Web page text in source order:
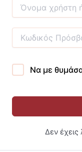
Να με
Δεν έχεις